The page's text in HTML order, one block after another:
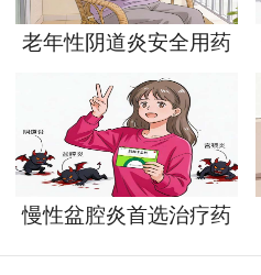
老年性阴道炎安全用药
的关键所在
慢性盆腔炎首选治疗药
物是什么？